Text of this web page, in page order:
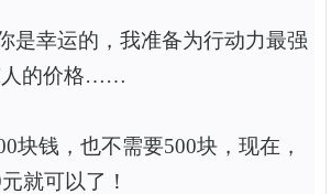
是幸运的，我准备为行动力最强
的价格……
块钱，也不需要500块，现在，
就可以了！